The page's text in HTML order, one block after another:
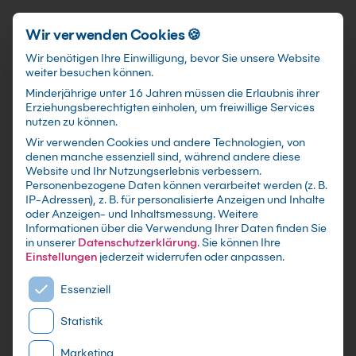
Schnellzugriff
Google Ads Grundkurs
mit Zertifikat als Live Online Training,
Präsenzseminar in IT-Schulungszentren sowie
maßgeschneiderte Firmen- oder Inhouse-
Schulung für dein Team - Lerne und erweitere
dein Google Wissen
Wir verwenden Cookies 🍪
Wir benötigen Ihre Einwilligung, bevor Sie unsere Website
weiter besuchen können.
Minderjährige unter 16 Jahren müssen die Erlaubnis ihrer
Erziehungsberechtigten einholen, um freiwillige Services
nutzen zu können.
Wir verwenden Cookies und andere Technologien, von
denen manche essenziell sind, während andere diese
Website und Ihr Nutzungserlebnis verbessern.
Personenbezogene Daten können verarbeitet werden (z. B.
IP-Adressen), z. B. für personalisierte Anzeigen und Inhalte
oder Anzeigen- und Inhaltsmessung.Weitere
Informationen über die Verwendung Ihrer Daten finden Sie
in unserer Datenschutzerklärung.Sie können Ihre
Einstellungen jederzeit widerrufen oder anpassen.
Es folgt eine Liste der Service-Gruppen, für die eine
Essenziell
Statistik
Marketing